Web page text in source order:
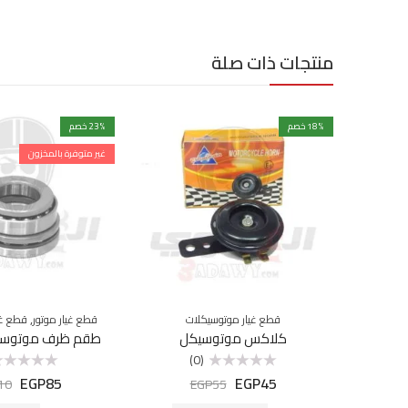
منتجات ذات صلة
18% خصم
قطع غيار موتوسيكلات
كلاكس موتوسيكل
التقييم
(0)
EGP45
EGP55
23% خصم
غير متوفرة بالمخزون
قطع غيار موتور,قطع
طقم ظرف
التقييم
EGP85